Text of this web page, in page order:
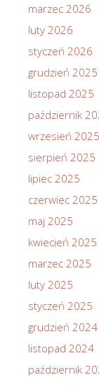
marzec 2026
luty 2026
styczeń 2026
grudzień 2025
listopad 2025
październik
wrzesień 2025
sierpień 2025
lipiec 2025
czerwiec 2025
maj 2025
kwiecień 2025
marzec 2025
luty 2025
styczeń 2025
grudzień 2024
listopad 2024
październik